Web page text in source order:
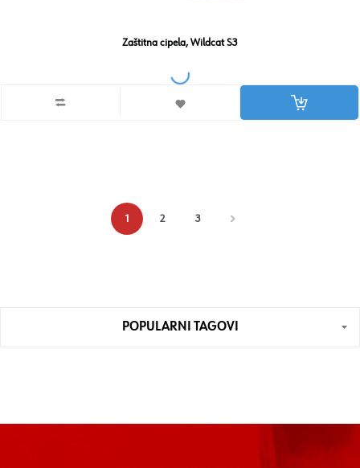
Zaštitna cipela, Wildcat S3
1 2 3
POPULARNI TAGOVI